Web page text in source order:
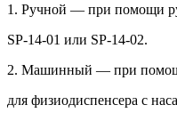
1. Ручной — при помощи
SP-14-01 или SP-14-02.
2. Машинный — при помощи
для физиодиспенсера с